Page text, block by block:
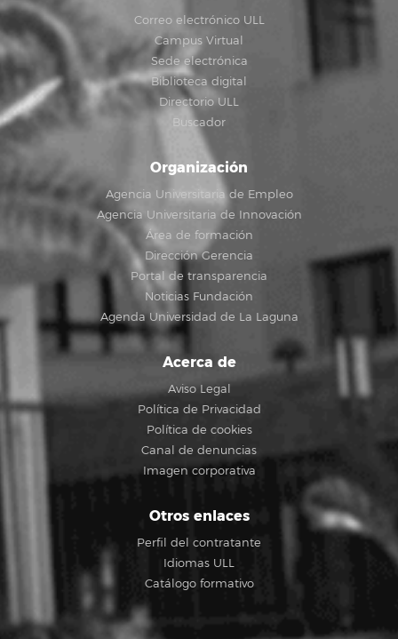
Correo electrónico ULL
Campus Virtual
Sede electrónica
Biblioteca digital
Directorio ULL
Buscador
Organización
Agencia Universitaria de Empleo
Agencia Universitaria de Innovación
Área de formación
Dirección Gerencia
Portal de transparencia
Noticias Fundación
Agenda Universidad de La Laguna
Acerca de
Aviso Legal
Política de Privacidad
Política de cookies
Canal de denuncias
Imagen corporativa
Otros enlaces
Perfil del contratante
Idiomas ULL
Catálogo formativo